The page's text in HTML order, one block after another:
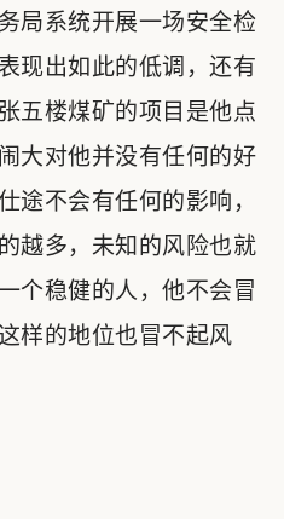
局系统开展一场安全检
现出如此的低调，还有
五楼煤矿的项目是他点
大对他并没有任何的好
途不会有任何的影响，
越多，未知的风险也就
个稳健的人，他不会冒
样的地位也冒不起风